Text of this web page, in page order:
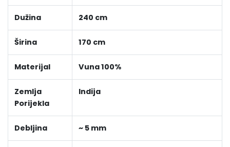
Dužina 240 cm
Širina 170 cm
Materijal Vuna 100%
Zemlja
Porijekla
Indija
Debljina ~ 5 mm